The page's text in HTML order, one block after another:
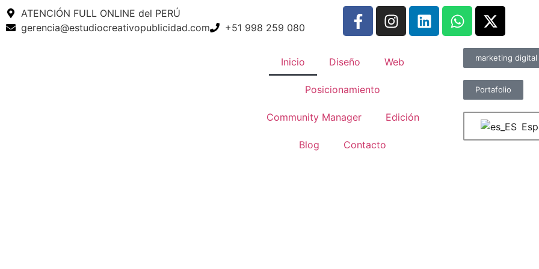
ATENCIÓN FULL ONLINE del PERÚ
gerencia@estudiocreativopublicidad.com
+51 998 259 080
Inicio Diseño Web
Posicionamiento
Community Manager Edición
Blog Contacto
marketing digital
Portafolio